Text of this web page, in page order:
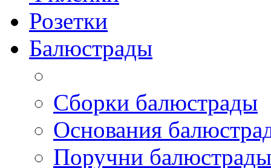
Розетки
Балюстрады
Сборки балюстрады
Основания
Поручни балюстрады